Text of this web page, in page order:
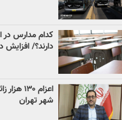
کدام مدارس در
دارند؟/ افزایش
اعزام
شهر تهران